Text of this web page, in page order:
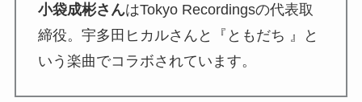
小袋成彬さんはTokyo Recordingsの代表取
締役。宇多田ヒカルさんと『ともだち 』と
いう楽曲でコラボされています。